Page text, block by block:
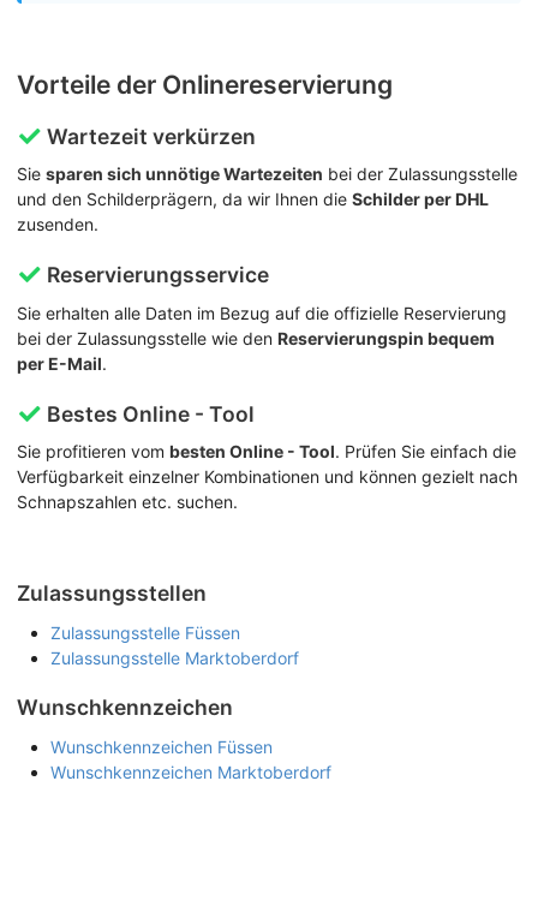
Vorteile der Onlinereservierung
Wartezeit verkürzen
Sie sparen sich unnötige Wartezeiten bei der Zulassungsstelle
und den Schilderprägern, da wir Ihnen die Schilder per DHL
zusenden.
Reservierungsservice
Sie erhalten alle Daten im Bezug auf die offizielle Reservierung
bei der Zulassungsstelle wie den Reservierungspin bequem
per E-Mail.
Bestes Online - Tool
Sie profitieren vom besten Online - Tool. Prüfen Sie einfach die
Verfügbarkeit einzelner Kombinationen und können gezielt nach
Schnapszahlen etc. suchen.
Zulassungsstellen
Zulassungsstelle Füssen
Zulassungsstelle Marktoberdorf
Wunschkennzeichen
Wunschkennzeichen Füssen
Wunschkennzeichen Marktoberdorf